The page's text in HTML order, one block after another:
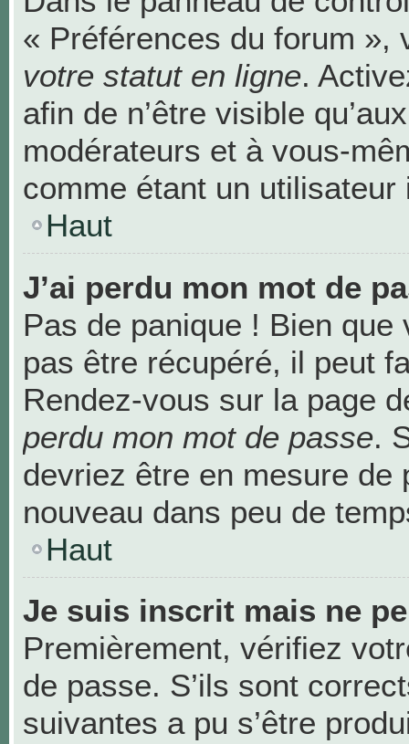
« Préférences du forum »,
votre statut en ligne.
afin de n’être visible
modérateurs et à vous-
comme étant un utilisateur
Haut
J’ai perdu mon mot de
Pas de panique ! Bien
pas être récupéré, il peut
Rendez-vous sur la page
perdu mon mot de passe.
devriez être en mesure de
nouveau dans peu de
Haut
Je suis inscrit mais ne
Premièrement, vérifiez
de passe. S’ils sont
suivantes a pu s’être